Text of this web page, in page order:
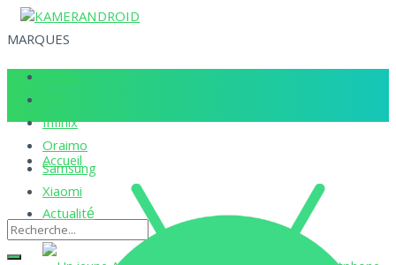
MARQUES
Infinix
Oraimo
Samsung
Xiaomi
Accueil
Actualité